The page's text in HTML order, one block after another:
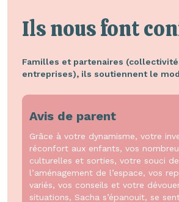
Ils nous font
Familles et partenaires
entreprises), ils soutiennent le
Avis de parent
Grâce à votre dynamisme, votre
réconfort aux enfants, vos
culturelles et sorties, votre souci de
l’aménagement de l’espace, vos
variés, vos conseils et votre
situations, Sacha s’épanouit, se